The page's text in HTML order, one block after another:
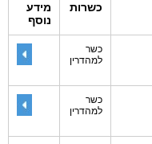
כשרות
מידע
נוסף
כשר
למהדרין
כשר
למהדרין